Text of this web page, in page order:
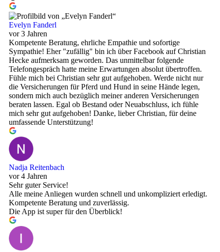
Evelyn Fanderl
vor 3 Jahren
Kompetente Beratung, ehrliche Empathie und sofortige
Sympathie! Eher "zufällig" bin ich über Facebook auf Christian
Hecke aufmerksam geworden. Das unmittelbar folgende
Telefongespräch hatte meine Erwartungen absolut übertroffen.
Fühle mich bei Christian sehr gut aufgehoben. Werde nicht nur
die Versicherungen für Pferd und Hund in seine Hände legen,
sondern mich auch bezüglich meiner anderen Versicherungen
beraten lassen. Egal ob Bestand oder Neuabschluss, ich fühle
mich sehr gut aufgehoben! Danke, lieber Christian, für deine
umfassende Unterstützung!
Nadja Reitenbach
vor 4 Jahren
Sehr guter Service!
Alle meine Anliegen wurden schnell und unkompliziert erledigt.
Kompetente Beratung und zuverlässig.
Die App ist super für den Überblick!